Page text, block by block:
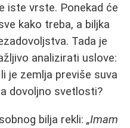
iste vrste. Ponekad će
kako treba, a biljka
Tada je
analizirati uslove:
je zemlja previše suva
dovoljno svetlosti?
bilja rekli: „Imam